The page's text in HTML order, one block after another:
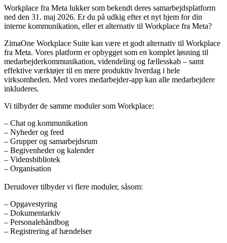
Workplace fra Meta lukker som bekendt deres samarbejdsplatform
ned den 31. maj 2026. Er du på udkig efter et nyt hjem for din
interne kommunikation, eller et alternativ til Workplace fra Meta?
ZimaOne Workplace Suite kan være et godt alternativ til Workplace
fra Meta. Vores platform er opbygget som en komplet løsning til
medarbejderkommunikation, videndeling og fællesskab – samt
effektive værktøjer til en mere produktiv hverdag i hele
virksomheden. Med vores medarbejder-app kan alle medarbejdere
inkluderes.
Vi tilbyder de samme moduler som Workplace:
– Chat og kommunikation
– Nyheder og feed
– Grupper og samarbejdsrum
– Begivenheder og kalender
– Vidensbibliotek
– Organisation
Derudover tilbyder vi flere moduler, såsom:
– Opgavestyring
– Dokumentarkiv
– Personalehåndbog
– Registrering af hændelser